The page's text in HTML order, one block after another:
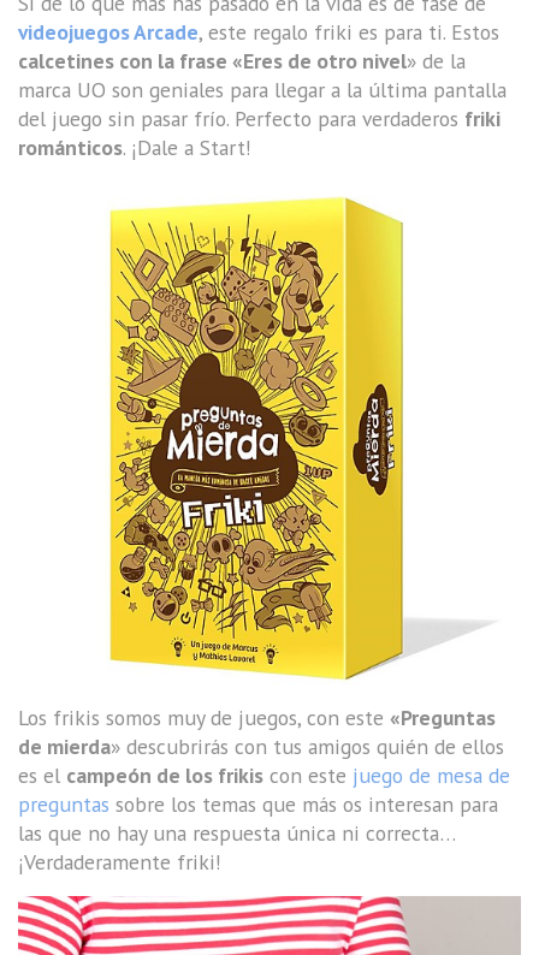
videojuegos Arcade, este regalo friki es para ti. Estos
calcetines con la frase «Eres de otro nivel» de la
marca UO son geniales para llegar a la última pantalla
del juego sin pasar frío. Perfecto para verdaderos friki
románticos. ¡Dale a Start!
Los frikis somos muy de juegos, con este «Preguntas
de mierda» descubrirás con tus amigos quién de ellos
es el campeón de los frikis con este juego de mesa de
preguntas sobre los temas que más os interesan para
las que no hay una respuesta única ni correcta…
¡Verdaderamente friki!